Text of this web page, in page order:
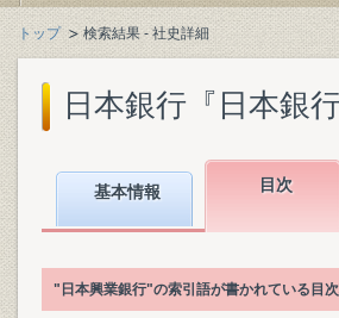
トップ 検索結果 - 社史詳細
日本銀行『日本銀
基本情報 目次
"日本興業銀行"の索引語が書かれている目